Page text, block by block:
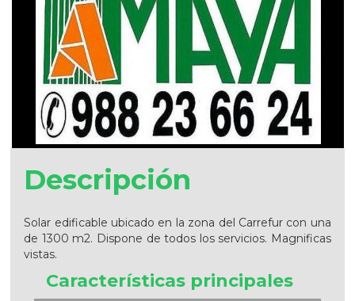
Descripción
Solar edificable ubicado en la zona del Carrefur con una
de 1300 m2. Dispone de todos los servicios. Magnificas
vistas.
Características principales